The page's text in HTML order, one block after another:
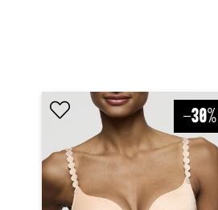
€ 45,90
PrimaDonna Twist Dear night